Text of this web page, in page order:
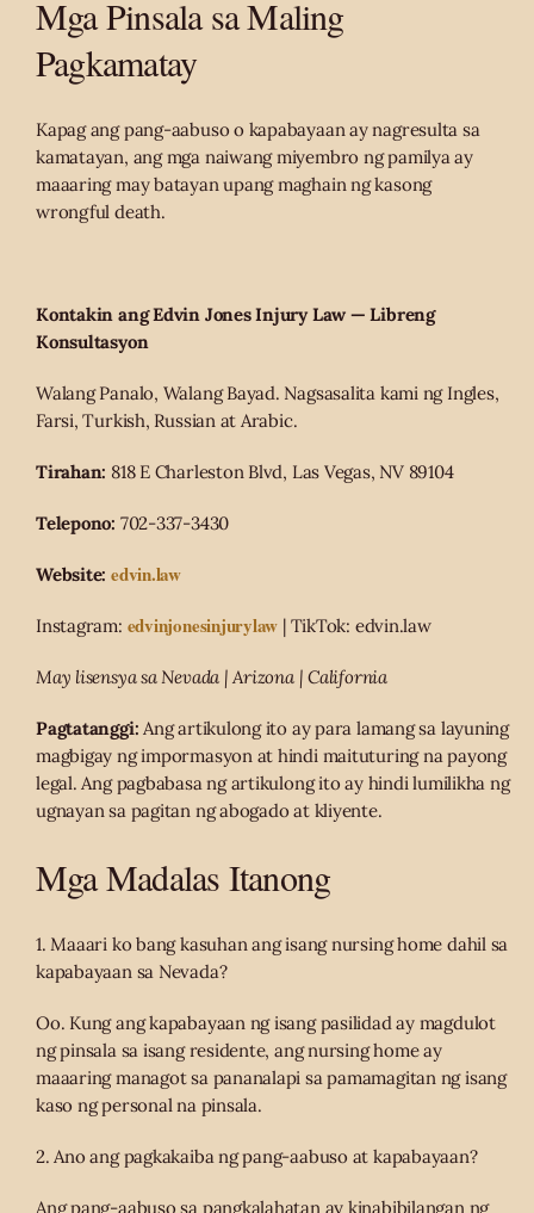
Mga Pinsala sa Maling
Pagkamatay
Kapag ang pang-aabuso o kapabayaan ay nagresulta sa
kamatayan, ang mga naiwang miyembro ng pamilya ay
maaaring may batayan upang maghain ng kasong
wrongful death.
Kontakin ang Edvin Jones Injury Law — Libreng
Konsultasyon
Walang Panalo, Walang Bayad. Nagsasalita kami ng Ingles,
Farsi, Turkish, Russian at Arabic.
Tirahan: 818 E Charleston Blvd, Las Vegas, NV 89104
Telepono: 702-337-3430
Website: edvin.law
Instagram: edvinjonesinjurylaw | TikTok: edvin.law
May lisensya sa Nevada | Arizona | California
Pagtatanggi: Ang artikulong ito ay para lamang sa layuning
magbigay ng impormasyon at hindi maituturing na payong
legal. Ang pagbabasa ng artikulong ito ay hindi lumilikha ng
ugnayan sa pagitan ng abogado at kliyente.
Mga Madalas Itanong
1. Maaari ko bang kasuhan ang isang nursing home dahil sa
kapabayaan sa Nevada?
Oo. Kung ang kapabayaan ng isang pasilidad ay magdulot
ng pinsala sa isang residente, ang nursing home ay
maaaring managot sa pananalapi sa pamamagitan ng isang
kaso ng personal na pinsala.
2. Ano ang pagkakaiba ng pang-aabuso at kapabayaan?
Ang pang-aabuso sa pangkalahatan ay kinabibilangan ng